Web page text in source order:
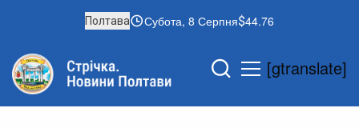
Полтава Субота, 8 Серпня 44.76
[gtranslate]